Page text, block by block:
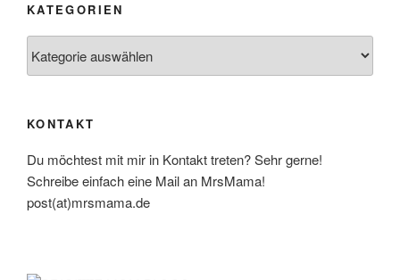
KATEGORIEN
KONTAKT
Du möchtest mit mir in Kontakt treten? Sehr gerne!
Schreibe einfach eine Mail an MrsMama!
post(at)mrsmama.de